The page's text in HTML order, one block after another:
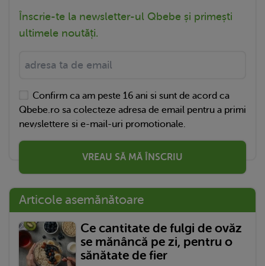
Înscrie-te la newsletter-ul Qbebe și primești
ultimele noutăți.
Confirm ca am peste 16 ani si sunt de acord ca
Qbebe.ro sa colecteze adresa de email pentru a primi
newslettere si e-mail-uri promotionale.
VREAU SĂ MĂ ÎNSCRIU
Articole asemănătoare
Ce cantitate de fulgi de ovăz
se mănâncă pe zi, pentru o
sănătate de fier